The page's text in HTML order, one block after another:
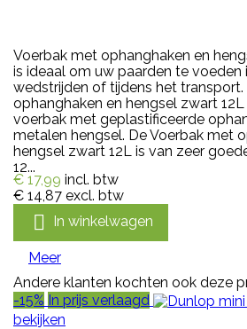
Voerbak met ophanghaken en
is ideaal om uw paarden te voeden
wedstrijden of tijdens het
ophanghaken en hengsel zwart
voerbak met geplastificeerde
metalen hengsel. De Voerbak met
hengsel zwart 12L is van zeer
12...
€ 17,99 incl. btw
€ 14,87 excl. btw
 In winkelwagen
Meer
Andere klanten kochten ook deze
-15% In prijs verlaagd
bekijken